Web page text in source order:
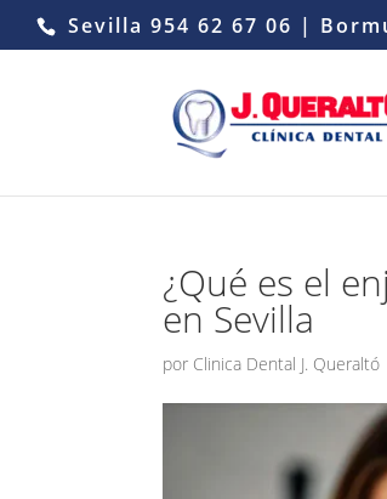
Sevilla 954 62 67 06 |
¿Qué es el
en Sevilla
por Clinica Dental J. Queraltó